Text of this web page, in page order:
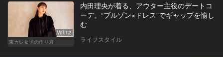
Vol.12
東カレ女子の作り方
内田理央が着る、アウター主役のデートコ
ーデ。“ブルゾン×ドレス”でギャップを愉し
む
ライフスタイル